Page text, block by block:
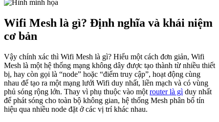
Wifi Mesh là gì? Định nghĩa và khái niệm
cơ bản
Vậy chính xác thì Wifi Mesh là gì? Hiểu một cách đơn giản, Wifi
Mesh là một hệ thống mạng không dây được tạo thành từ nhiều thiết
bị, hay còn gọi là “node” hoặc “điểm truy cập”, hoạt động cùng
nhau để tạo ra một mạng lưới Wifi duy nhất, liền mạch và có vùng
phủ sóng rộng lớn. Thay vì phụ thuộc vào một router là gì duy nhất
để phát sóng cho toàn bộ không gian, hệ thống Mesh phân bổ tín
hiệu qua nhiều node đặt ở các vị trí khác nhau.